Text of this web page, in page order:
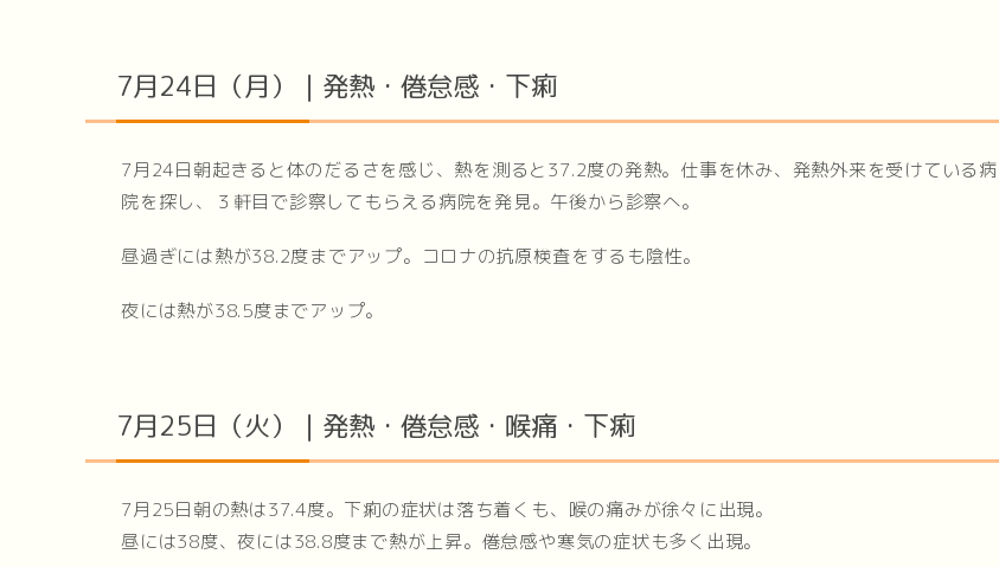
7月24日（月）｜発熱・倦怠感・下痢
7月24日朝起きると体のだるさを感じ、熱を測ると37.2度の発熱。仕事を休み、発熱外来を受けている病
院を探し、３軒目で診察してもらえる病院を発見。午後から診察へ。
昼過ぎには熱が38.2度までアップ。コロナの抗原検査をするも陰性。
夜には熱が38.5度までアップ。
7月25日（火）｜発熱・倦怠感・喉痛・下痢
7月25日朝の熱は37.4度。下痢の症状は落ち着くも、喉の痛みが徐々に出現。
昼には38度、夜には38.8度まで熱が上昇。倦怠感や寒気の症状も多く出現。